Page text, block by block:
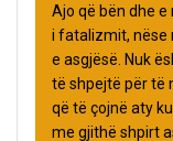
Ajo që bën dhe e
i fatalizmit, nëse
e asgjësë. Nuk
të shpejtë për të
që të çojnë aty
me gjithë shpirt